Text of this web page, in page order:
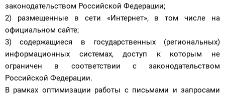
законодательством Российской Федерации;
2) размещенные в сети «Интернет», в том числе на
официальном сайте;
3) содержащиеся в государственных (региональных)
информационных системах, доступ к которым не
ограничен в соответствии с законодательством
Российской Федерации.
В рамках оптимизации работы с письмами и запросами